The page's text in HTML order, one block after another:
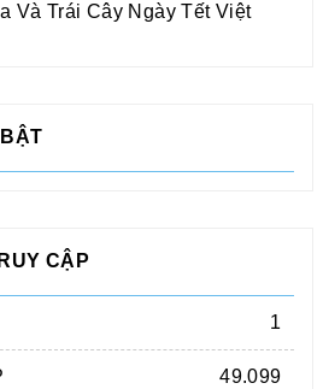
Và Trái Cây Ngày Tết Việt
CẬP
1
49.099